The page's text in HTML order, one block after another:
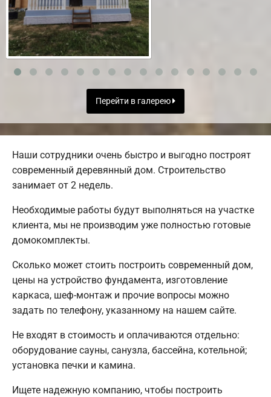
Перейти в галерею
Наши сотрудники очень быстро и выгодно построят
современный деревянный дом. Строительство
занимает от 2 недель.
Необходимые работы будут выполняться на участке
клиента, мы не производим уже полностью готовые
домокомплекты.
Сколько может стоить построить современный дом,
цены на устройство фундамента, изготовление
каркаса, шеф-монтаж и прочие вопросы можно
задать по телефону, указанному на нашем сайте.
Не входят в стоимость и оплачиваются отдельно:
оборудование сауны, санузла, бассейна, котельной;
установка печки и камина.
Ищете надежную компанию, чтобы построить